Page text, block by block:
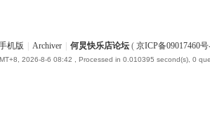
机版 Archiver 何炅快乐店论坛 ( 京ICP备09017460号
2026-8-6 08:42 , Processed in 0.010395 second(s), 0